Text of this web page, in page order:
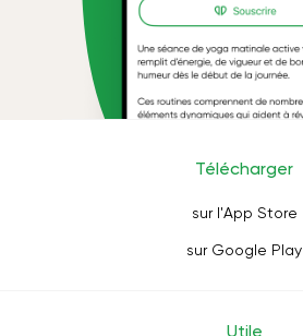
Télécharger
sur l'App Store
sur Google Play
Utile